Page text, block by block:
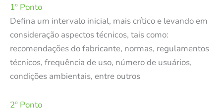
1º Ponto
Defina um intervalo inicial, mais crítico e levando em
consideração aspectos técnicos, tais como:
recomendações do fabricante, normas, regulamentos
técnicos, frequência de uso, número de usuários,
condições ambientais, entre outros
2º Ponto